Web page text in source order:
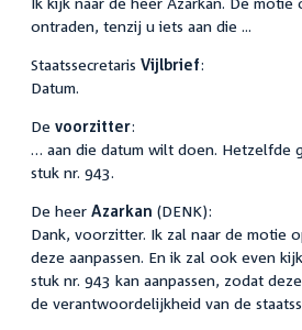
ontraden, tenzij u iets aan die ...
Staatssecretaris Vijlbrief:
Datum.
De voorzitter:
… aan die datum wilt doen. Hetzelfde
stuk nr. 943.
De heer Azarkan (DENK):
Dank, voorzitter. Ik zal naar de motie
deze aanpassen. En ik zal ook even
stuk nr. 943 kan aanpassen, zodat
de verantwoordelijkheid van de